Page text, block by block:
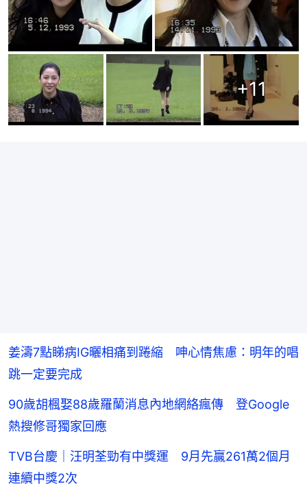
+11
姜濤7點睇病IG曬相痛到踡縮 呻心情焦慮：明年的唱
跳一定要完成
90歲胡楓娶88歲羅蘭消息內地網絡瘋傳 登Google
熱搜修哥獨家回應
TVB台慶｜汪明荃勁有中獎運 9月先贏261萬2個月
連續中獎2次